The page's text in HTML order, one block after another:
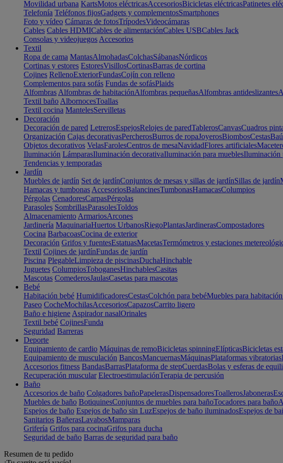
Movilidad urbana KartsMotos eléctricasAccesoriosBicicletas eléctricasPatinetes
Telefonía Teléfonos fijosGadgets y complementosSmartphones
Foto y vídeo Cámaras de fotosTrípodesVideocámaras
Cables Cables HDMICables de alimentaciónCables USBCables Jack
Consolas y videojuegos Accesorios
Textil
Ropa de cama MantasAlmohadasColchasSábanasNórdicos
Cortinas y estores EstoresVisillosCortinasBarras de cortina
Cojines RellenoExteriorFundasCojín con relleno
Complementos para sofás Fundas de sofásPlaids
Alfombras Alfombras de habitaciónAlfombras pequeñasAlfombras antideslizantes
Textil baño AlbornocesToallas
Textil cocina MantelesServilletas
Decoración
Decoración de pared LetrerosEspejosRelojes de paredTablerosCanvasCuadros
Organización Cajas decorativasPercherosBurros de ropaJoyerosBiombosCestas
Objetos decorativos VelasFarolesCentros de mesaNavidadFlores artificiales
Iluminación LámparasIluminación decorativaIluminación para mueblesIluminación
Tendencias y temporadas
Jardín
Muebles de jardín Set de jardínConjuntos de mesas y sillas de jardínSillas de jardín
Hamacas y tumbonas AccesoriosBalancinesTumbonasHamacasColumpios
Pérgolas CenadoresCarpasPérgolas
Parasoles SombrillasParasolesToldos
Almacenamiento ArmariosArcones
Jardinería MaquinariaHuertos UrbanosRiegoPlantasJardinerasCompostadores
Cocina BarbacoasCocina de exterior
Decoración Grifos y fuentesEstatuasMacetasTermómetros y estaciones
Textil Cojines de jardínFundas de jardín
Piscina PlegableLimpieza de piscinasDuchaHinchable
Juguetes ColumpiosToboganesHinchablesCasitas
Mascotas ComederosJaulasCasetas para mascotas
Bebé
Habitación bebé HumidificadoresCestasColchón para bebéMuebles para
Paseo CocheMochilasAccesoriosCapazosCarrito ligero
Baño e higiene Aspirador nasalOrinales
Textil bebé CojinesFunda
Seguridad Barreras
Deporte
Equipamiento de cardio Máquinas de remoBicicletas spinningElípticasBicicletas
Equipamiento de musculación BancosMancuernasMáquinasPlataformas vibratorias
Accesorios fitness BandasBarrasPlataforma de stepCuerdasBolas y esferas de
Recuperación muscular ElectroestimulaciónTerapia de percusión
Baño
Accesorios de baño Colgadores bañoPapelerasDispensadoresToallerosJaboneras
Muebles de baño BotiquinesConjuntos de muebles para bañoTocadores para baño
Espejos de baño Espejos de baño sin LuzEspejos de baño iluminadosEspejos de
Sanitarios BañerasLavabosMamparas
Grifería Grifos para cocinaGrifos para ducha
Seguridad de baño Barras de seguridad para baño
Resumen de tu pedido